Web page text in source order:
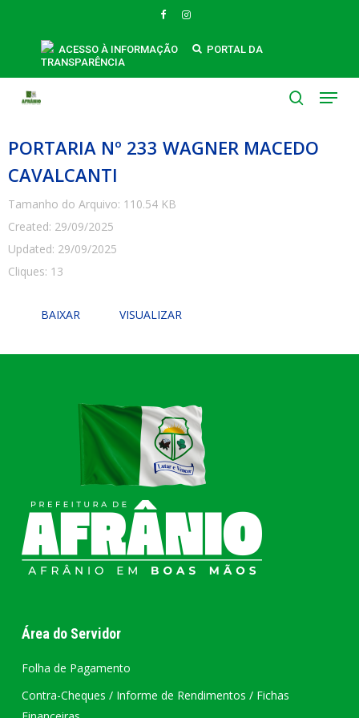
FACEBOOKINSTAGRAM
ACESSO À INFORMAÇÃO
PORTAL DA
TRANSPARÊNCIA
Menu
PORTARIA Nº 233 WAGNER MACEDO
CAVALCANTI
Tamanho do Arquivo: 110.54 KB
Created: 29/09/2025
Updated: 29/09/2025
Cliques: 13
BAIXAR VISUALIZAR
Área do Servidor
Folha de Pagamento
Contra-Cheques / Informe de Rendimentos / Fichas